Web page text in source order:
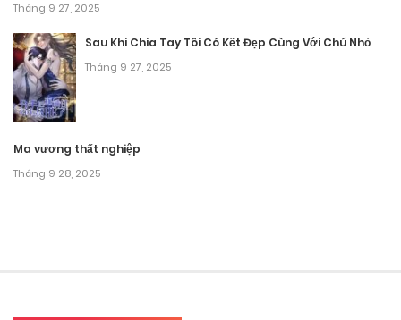
Tháng 9 27, 2025
Sau Khi Chia Tay Tôi Có Kết Đẹp Cùng Với Chú Nhỏ
Tháng 9 27, 2025
Ma vương thất nghiệp
Tháng 9 28, 2025